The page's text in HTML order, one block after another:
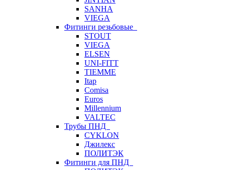
SANHA
VIEGA
Фитинги резьбовые
STOUT
VIEGA
ELSEN
UNI-FITT
TIEMME
Itap
Comisa
Euros
Millennium
VALTEC
Трубы ПНД
CYKLON
Джилекс
ПОЛИТЭК
Фитинги для ПНД